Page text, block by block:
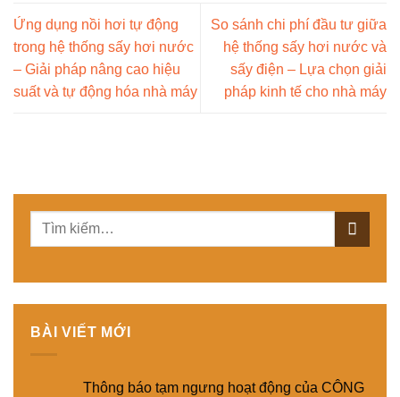
Ứng dụng nồi hơi tự động
trong hệ thống sấy hơi nước
– Giải pháp nâng cao hiệu
suất và tự động hóa nhà máy
So sánh chi phí đầu tư giữa
hệ thống sấy hơi nước và
sấy điện – Lựa chọn giải
pháp kinh tế cho nhà máy
BÀI VIẾT MỚI
Thông báo tạm ngưng hoạt động của CÔNG